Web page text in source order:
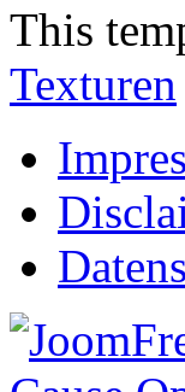
This
Texturen